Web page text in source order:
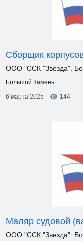
Сборщик
ООО "ССК "Звезда".
Большой Камень
6 марта 2025
144
Маляр судовой
ООО "ССК "Звезда".